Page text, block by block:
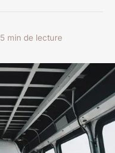
5 min de lecture